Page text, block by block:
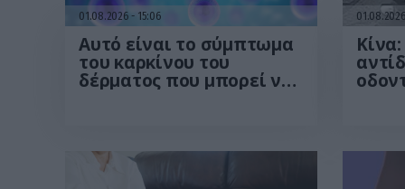
01.08.2026 15:06
Αυτό είναι το σύμπτωμα
του καρκίνου του
δέρματος που μπορεί να
01.08.2026